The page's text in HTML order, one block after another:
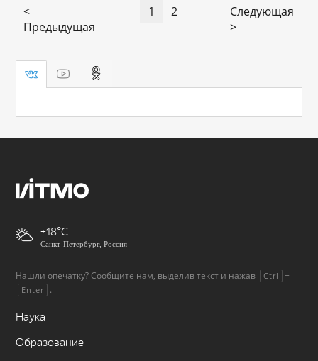
<
Предыдущая
1 2
Следующая
>
+18
Санкт-Петербург, Россия
Нашли опечатку? Сообщите нам, выделив текст и нажав Ctrl +
Enter .
Наука
Образование